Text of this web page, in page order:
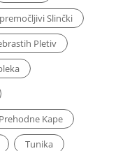
Slinčki
Pletiv
Prehodne Kape
Tunika